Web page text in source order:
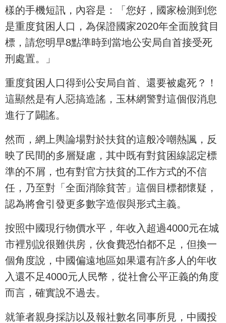
樣的手機短訊，內容是：「您好，國家檢測到您
是重度貧困人口，為保證國家2020年全面脫貧目
標，請您明早8點準時到當地公安局自首接受死
刑處置。」
重度貧困人口得到公安局自首、還要被處死？！
這顯然是有人惡搞造謠，玉林網警對這個假消息
進行了闢謠。
然而，網上輿論場對於扶貧的這般冷嘲熱諷，反
映了民間的多層疑慮，其中既有對貧困線認定標
準的不屑，也有對官方扶貧的工作方式的不信
任，乃至對「全面消除貧苦」這個目標都懷疑，
認為將會引發更多數字造假與形式主義。
按照中國現行物價水平，年收入超過4000元在城
市裡別說很難供房，伙食費恐怕都不足，但換一
個角度說，中國偏遠地區如果還有許多人的年收
入還不足4000元人民幣，從社會公平正義的角度
而言，確實說不過去。
就筆者親身採訪以及報社數名同事所見，中國投